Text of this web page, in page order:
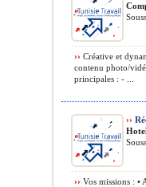
›› Créative et
contenu photo/
principales : - ...
››
›› Vos missions : •